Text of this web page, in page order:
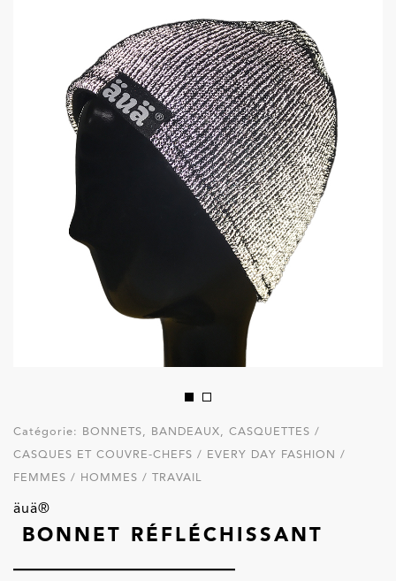
Catégorie: BONNETS, BANDEAUX, CASQUETTES /
CASQUES ET COUVRE-CHEFS / EVERY DAY FASHION /
FEMMES / HOMMES / TRAVAIL
äuä®
BONNET RÉFLÉCHISSANT